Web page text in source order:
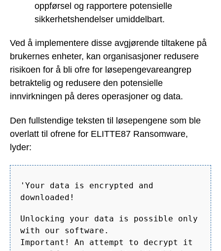
oppførsel og rapportere potensielle
sikkerhetshendelser umiddelbart.
Ved å implementere disse avgjørende tiltakene på
brukernes enheter, kan organisasjoner redusere
risikoen for å bli ofre for løsepengevareangrep
betraktelig og redusere den potensielle
innvirkningen på deres operasjoner og data.
Den fullstendige teksten til løsepengene som ble
overlatt til ofrene for ELITTE87 Ransomware,
lyder:
'Your data is encrypted and
downloaded!
Unlocking your data is possible only
with our software.
Important! An attempt to decrypt it